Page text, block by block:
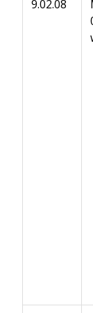
9.02.08